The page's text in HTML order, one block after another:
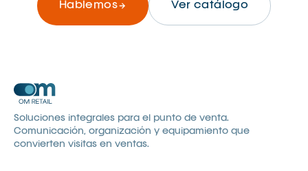
Hablemos Ver catálogo
Soluciones integrales para el punto de venta.
Comunicación, organización y equipamiento que
convierten visitas en ventas.